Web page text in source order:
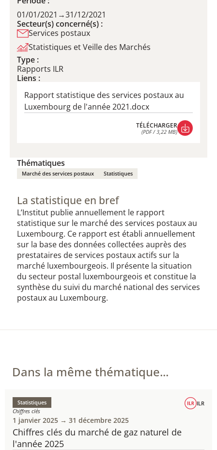
01/01/2021 →31/12/2021
Secteur(s) concerné(s) :
Services postaux
Statistiques et Veille des Marchés
Type :
Rapports ILR
Liens :
Rapport statistique des services postaux au
Luxembourg de l'année 2021.docx
TÉLÉCHARGER
(PDF / 3,22 MB)
Thématiques
Marché des services postaux Statistiques
La statistique en bref
​​L’Institut publie annuellement le rapport
statistique sur le marché des services postaux au
Luxembourg. Ce rapport est établi annuellement
sur la base des données collectées auprès des
prestataires de services postaux actifs sur la
marché luxembourgeois. Il présente la situation
du secteur postal luxembourgeois et constitue la
synthèse du suivi du marché national des services
postaux au Luxembourg.
Dans la même thématique...
Chiffres clés du marché de gaz naturel de
l'année 2025
Statistiques
Chiffres clés
ILR
1 janvier 2025 → 31 décembre 2025